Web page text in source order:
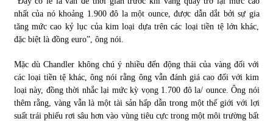
nhất của nó khoảng 1.900 đô la một ounce, được dẫn dắt bởi sự gia
tăng mức cao kỷ lục của kim loại dựa trên các loại tiền tệ lớn khác,
đặc biệt là đồng euro”, ông nói.
Mặc dù Chandler không chú ý nhiều đến động thái của vàng đối với
các loại tiền tệ khác, ông nói rằng ông vẫn đánh giá cao đối với kim
loại này, đồng thời nhắc lại mức kỳ vọng 1.700 đô la/ ounce. Ông nói
thêm rằng, vàng vẫn là một tài sản hấp dẫn trong một thế giới với lợi
suất trái phiếu rơi sâu hơn vào vùng tiêu cực trong một môi trường bất